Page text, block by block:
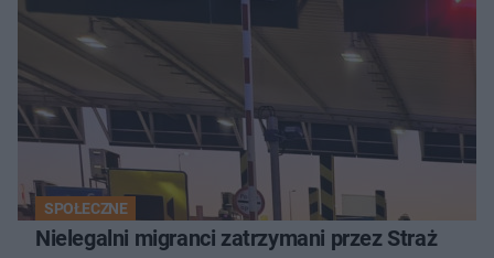
SPOŁECZNE
Nielegalni migranci zatrzymani przez Straż